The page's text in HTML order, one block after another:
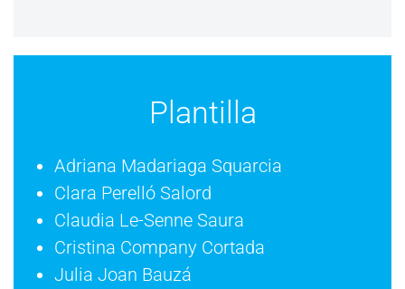
Plantilla
Adriana Madariaga Squarcia
Clara Perelló Salord
Claudia Le-Senne Saura
Cristina Company Cortada
Julia Joan Bauzá